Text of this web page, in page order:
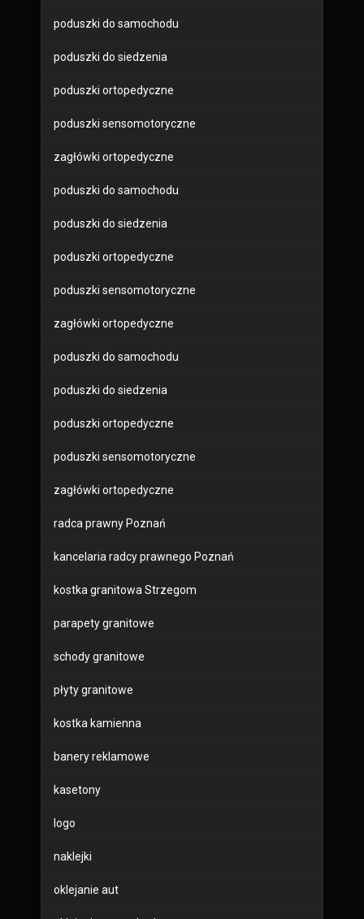
poduszki do samochodu
poduszki do siedzenia
poduszki ortopedyczne
poduszki sensomotoryczne
zagłówki ortopedyczne
poduszki do samochodu
poduszki do siedzenia
poduszki ortopedyczne
poduszki sensomotoryczne
zagłówki ortopedyczne
poduszki do samochodu
poduszki do siedzenia
poduszki ortopedyczne
poduszki sensomotoryczne
zagłówki ortopedyczne
radca prawny Poznań
kancelaria radcy prawnego Poznań
kostka granitowa Strzegom
parapety granitowe
schody granitowe
płyty granitowe
kostka kamienna
banery reklamowe
kasetony
logo
naklejki
oklejanie aut